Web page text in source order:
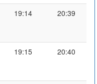
19:14 20:39
19:15 20:40